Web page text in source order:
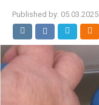
Published by: 05.03.2025